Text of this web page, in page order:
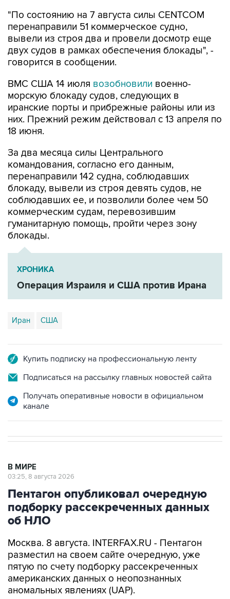
"По состоянию на 7 августа силы CENTCOM
перенаправили 51 коммерческое судно,
вывели из строя два и провели досмотр еще
двух судов в рамках обеспечения блокады", -
говорится в сообщении.
ВМС США 14 июля возобновили военно-
морскую блокаду судов, следующих в
иранские порты и прибрежные районы или из
них. Прежний режим действовал с 13 апреля по
18 июня.
За два месяца силы Центрального
командования, согласно его данным,
перенаправили 142 судна, соблюдавших
блокаду, вывели из строя девять судов, не
соблюдавших ее, и позволили более чем 50
коммерческим судам, перевозившим
гуманитарную помощь, пройти через зону
блокады.
ХРОНИКА
Операция Израиля и США против Ирана
Иран США
Купить подписку на профессиональную ленту
Подписаться на рассылку главных новостей сайта
Получать оперативные новости в официальном
канале
В МИРЕ
03:25, 8 августа 2026
Пентагон опубликовал очередную
подборку рассекреченных данных
об НЛО
Москва. 8 августа. INTERFAX.RU - Пентагон
разместил на своем сайте очередную, уже
пятую по счету подборку рассекреченных
американских данных о неопознанных
аномальных явлениях (UAP).